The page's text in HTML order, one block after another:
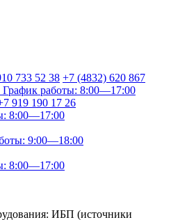
733 52 38 +7 (4832) 620 867
График работы: 8:00—17:00
919 190 17 26
8:00—17:00
9:00—18:00
8:00—17:00
ИБП (источники